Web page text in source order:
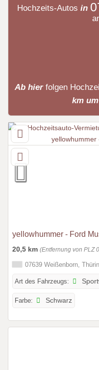
Hochzeits-Autos in
Ab hier folgen
km um
yellowhummer - Ford
20,5 km (Entfernung von PLZ
07639 Weißenborn,
Art des Fahrzeugs:
Farbe: Schwarz